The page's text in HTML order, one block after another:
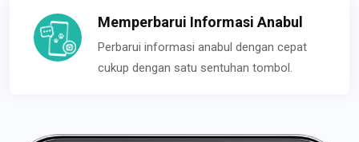
Memperbarui Informasi Anabul
Perbarui informasi anabul dengan cepat
cukup dengan satu sentuhan tombol.